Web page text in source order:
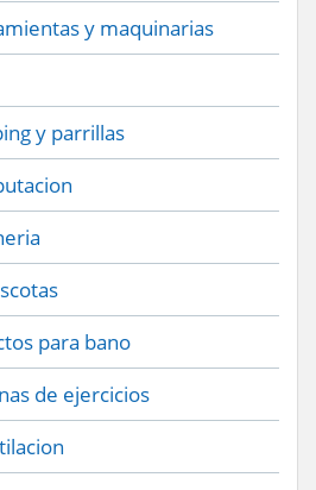
y maquinarias
y parrillas
para bano
de ejercicios